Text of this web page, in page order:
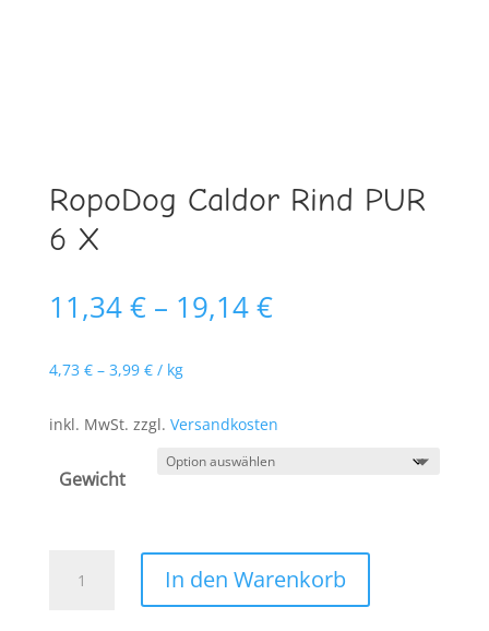
RopoDog Caldor Rind PUR
6 X
11,34€– 19,14€
4,73 €– 3,99 €/ kg
inkl. MwSt. zzgl. Versandkosten
Gewicht
Caldor
In den Warenkorb